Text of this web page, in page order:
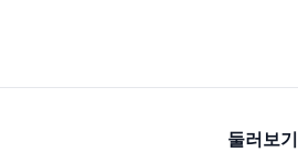
둘러보기